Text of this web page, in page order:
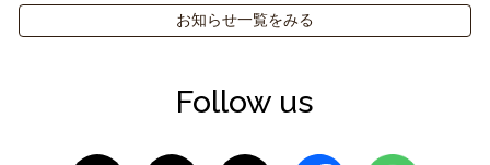
お知らせ一覧をみる
Follow us